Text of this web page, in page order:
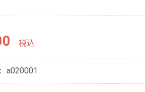
税込
a020001